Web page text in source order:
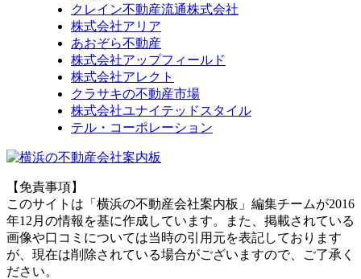
クレイン不動産流通株式会社
株式会社アリア
あおぞら不動産
株式会社アップフィールド
株式会社アレクト
クラサキの不動産市場
株式会社ユナイテッドスタイル
テル・コーポレーション
【免責事項】
このサイトは「横浜の不動産会社案内板」編集チームが2016
年12月の情報を基に作成しています。また、掲載されている
画像や口コミについては当時の引用元を表記しております
が、現在は削除されている場合がございますので、ご了承く
ださい。